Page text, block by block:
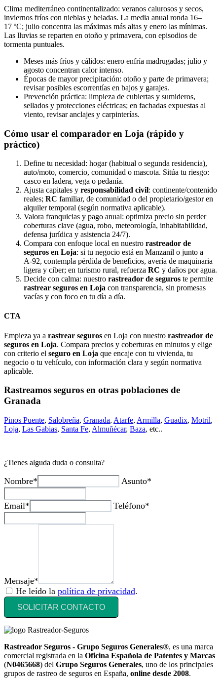
Clima mediterráneo continentalizado: veranos calurosos y secos,
inviernos fríos con nieblas y heladas. La media anual ronda 16–
17 ºC; julio concentra las máximas más altas y enero las mínimas.
Las lluvias se reparten en otoño y primavera, con episodios de
tormenta puntuales.
Meses más fríos y cálidos: enero enfría madrugadas; julio y
agosto concentran calor intenso.
Épocas de mayor precipitación: otoño y parte de primavera;
revisar posibles escorrentías en bajos y garajes.
Prevención práctica: limpieza de cubiertas y sumideros,
sellados y protecciones eléctricas; en fachadas expuestas al
viento, revisar anclajes y carpinterías.
Cómo usar el comparador en Loja (rápido y
práctico)
Define tu necesidad: hogar (habitual o segunda residencia),
auto/moto, comercio, comunidad o mascota. Sitúa tu riesgo:
casco en ladera, vega o pedanía.
Ajusta capitales y responsabilidad civil: continente/contenido
reales; RC familiar, de comunidad o del propietario/gestor en
alquiler temporal (según normativa aplicable).
Valora franquicias y pago anual: optimiza precio sin perder
coberturas clave (agua, robo, meteorología, inhabitabilidad,
defensa jurídica y asistencia 24/7).
Compara con enfoque local en nuestro rastreador de
seguros en Loja: si tu negocio está en Manzanil o junto a
A‑92, contempla pérdida de beneficios, avería de maquinaria
ligera y ciber; en turismo rural, refuerza RC y daños por agua.
Decide con calma: nuestro rastreador de seguros te permite
rastrear seguros en Loja con transparencia, sin promesas
vacías y con foco en tu día a día.
CTA
Empieza ya a rastrear seguros en Loja con nuestro rastreador de
seguros en Loja. Compara precios y coberturas en minutos y elige
con criterio el seguro en Loja que encaje con tu vivienda, tu
negocio o tu vehículo, con información clara y según normativa
aplicable.
Rastreamos seguros en otras poblaciones de
Granada
Pinos Puente, Salobreña, Granada, Atarfe, Armilla, Guadix, Motril,
Loja, Las Gabias, Santa Fe, Almuñécar, Baza, etc..
¿Tienes alguda duda o consulta?
Nombre* Asunto*
Email* Teléfono*
Mensaje*
He leído la política de privacidad.
SOLICITAR CONTACTO
Rastreador Seguros - Grupo Seguros Generales®, es una marca
comercial registrada en la Oficina Española de Patentes y Marcas
(N0465668) del Grupo Seguros Generales, uno de los principales
grupos de rastreo de seguros en España, online desde 2008.